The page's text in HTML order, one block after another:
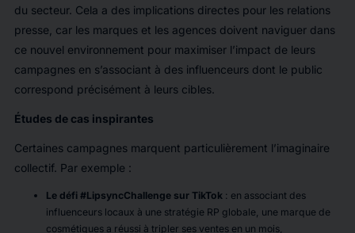
du secteur. Cela a des implications directes pour les relations
presse, car les marques et les agences doivent naviguer dans
ce nouvel environnement pour maximiser l’impact de leurs
campagnes en s’associant à des influenceurs dont le public
correspond précisément à leurs cibles.
Études de cas inspirantes
Certaines campagnes marquent particulièrement l’imaginaire
collectif. Par exemple :
Le défi #LipsyncChallenge sur TikTok: en associant des
influenceurs locaux à une stratégie RP globale, une marque de
cosmétiques a réussi à tripler ses ventes en un mois,